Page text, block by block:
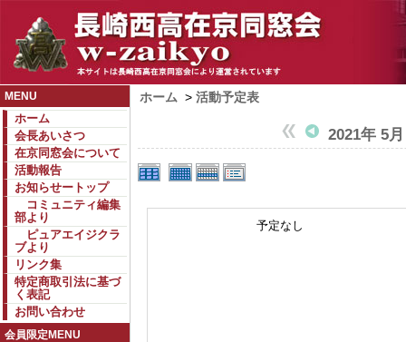
MENU
ホーム
会長あいさつ
在京同窓会について
活動報告
お知らせートップ
コミュニティ編集
部より
ピュアエイジクラ
ブより
リンク集
特定商取引法に基づ
く表記
お問い合わせ
会員限定MENU
ホーム > 活動予定表
2021年 5
予定なし